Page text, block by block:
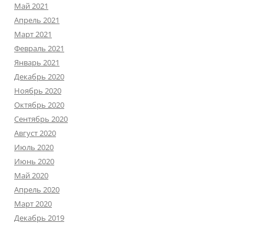
Май 2021
Апрель 2021
Март 2021
Февраль 2021
Январь 2021
Декабрь 2020
Ноябрь 2020
Октябрь 2020
Сентябрь 2020
Август 2020
Июль 2020
Июнь 2020
Май 2020
Апрель 2020
Март 2020
Декабрь 2019